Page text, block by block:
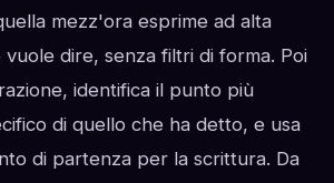
mezz'ora esprime ad alta
dire, senza filtri di forma. Poi
identifica il punto più
di quello che ha detto, e usa
di partenza per la scrittura. Da